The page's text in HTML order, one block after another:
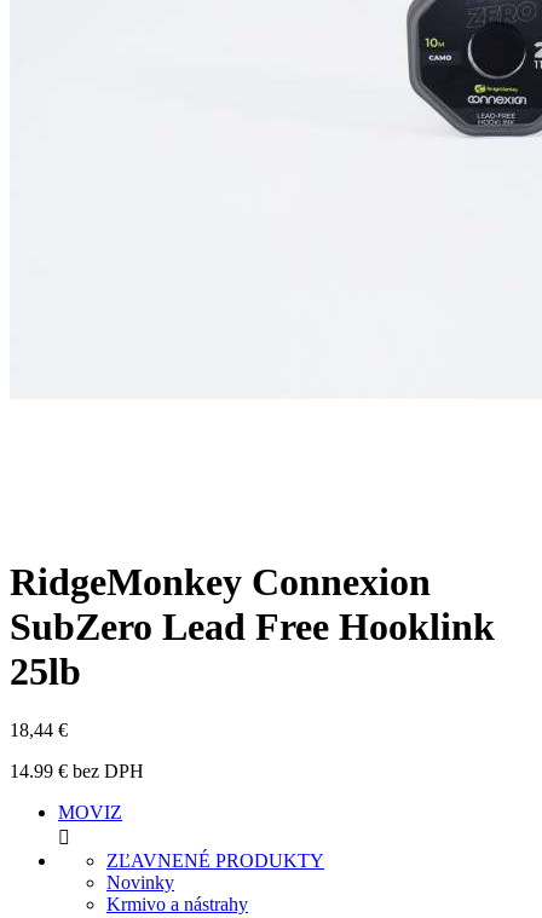
RidgeMonkey Connexion
SubZero Lead Free Hooklink
25lb
18,44 €
14.99 € bez DPH
MOVIZ

ZĽAVNENÉ PRODUKTY
Novinky
Krmivo a nástrahy